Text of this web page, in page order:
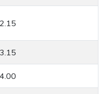
2.15
3.15
4.00